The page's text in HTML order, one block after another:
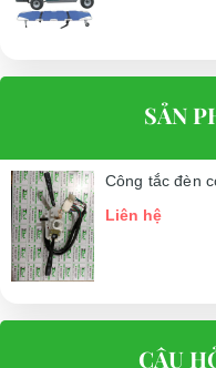
SẢN
Công tắc đèn
Liên hệ
CÂU